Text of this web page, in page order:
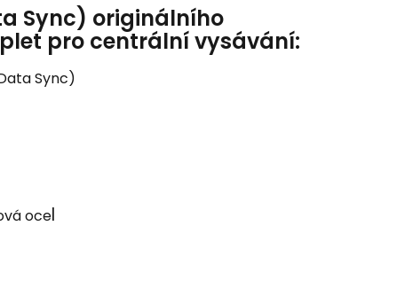
Sync) originálního
pro centrální vysávání:
Sync)
ocel